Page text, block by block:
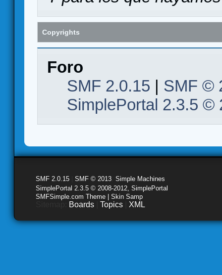
Copyrights
Foro
SMF 2.0.15 | SMF ©
SimplePortal 2.3.5 ©
SMF 2.0.15 SMF © 2013 Simple Machines
SimplePortal 2.3.5 © 2008-2012, SimplePortal
SMFSimple.com Theme | Skin Samp
Boards Topics XML